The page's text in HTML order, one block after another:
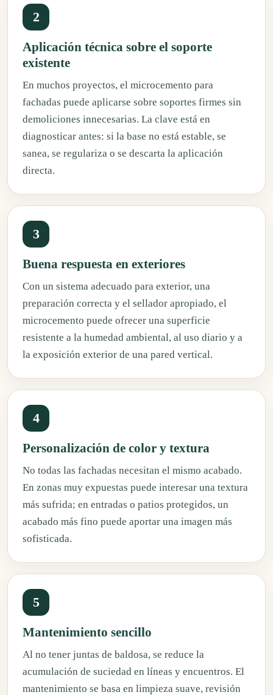
2
Aplicación técnica sobre el soporte
existente
En muchos proyectos, el microcemento para
fachadas puede aplicarse sobre soportes firmes sin
demoliciones innecesarias. La clave está en
diagnosticar antes: si la base no está estable, se
sanea, se regulariza o se descarta la aplicación
directa.
3
Buena respuesta en exteriores
Con un sistema adecuado para exterior, una
preparación correcta y el sellador apropiado, el
microcemento puede ofrecer una superficie
resistente a la humedad ambiental, al uso diario y a
la exposición exterior de una pared vertical.
4
Personalización de color y textura
No todas las fachadas necesitan el mismo acabado.
En zonas muy expuestas puede interesar una textura
más sufrida; en entradas o patios protegidos, un
acabado más fino puede aportar una imagen más
sofisticada.
5
Mantenimiento sencillo
Al no tener juntas de baldosa, se reduce la
acumulación de suciedad en líneas y encuentros. El
mantenimiento se basa en limpieza suave, revisión